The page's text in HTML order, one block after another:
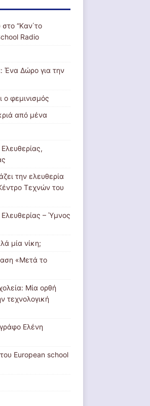
“Kαν΄το
Radio
Ένα Δώρο για την
ο φεμινισμός
από μένα
την ελευθερία
Τεχνών του
– Ύμνος
μία νίκη;
«Μετά το
Μία ορθή
τεχνολογική
Ελένη
European school